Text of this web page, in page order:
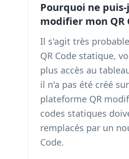
Pourquoi ne
modifier mon QR
Il s'agit très
QR Code statique,
plus accès au
il n'a pas été créé
plateforme QR
codes statiques
remplacés par un
Code.